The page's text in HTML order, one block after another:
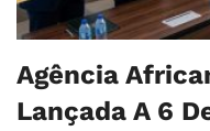
Agência
Lançada A 6